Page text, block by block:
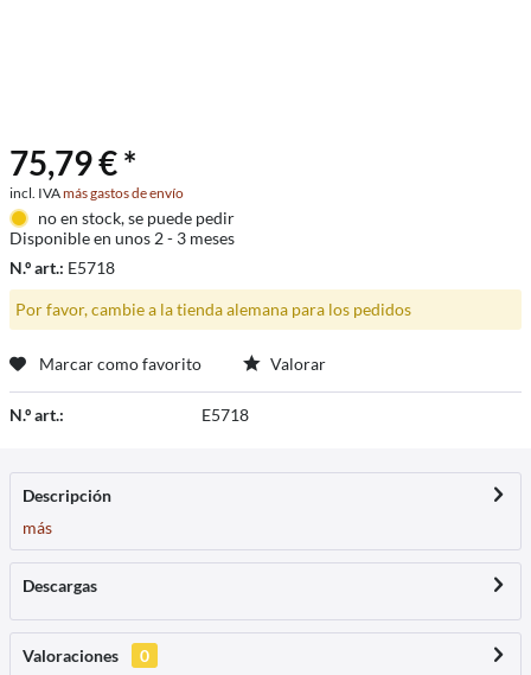
75,79 € *
incl. IVAmás gastos de envío
no en stock, se puede pedir
Disponible en unos 2 - 3 meses
N.º art.: E5718
Por favor, cambie a la tienda alemana para los pedidos
Marcar como favorito Valorar
N.º art.: E5718
Descripción
más
Descargas
Valoraciones
0